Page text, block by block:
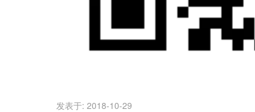
发表于: 2018-10-29